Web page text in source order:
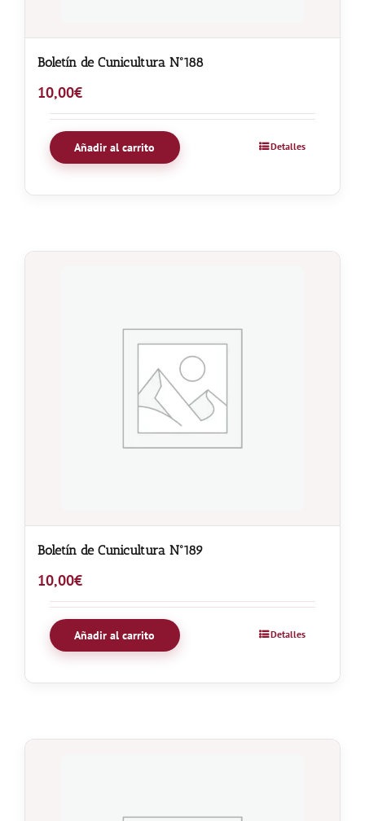
Boletín de Cunicultura Nº188
10,00€
Añadir al carrito Detalles
Boletín de Cunicultura Nº189
10,00€
Añadir al carrito Detalles